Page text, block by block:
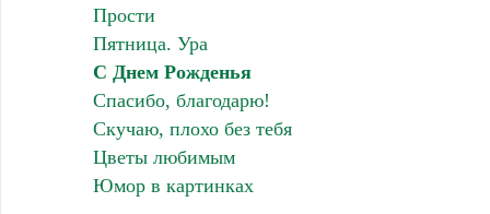
Прости
Пятница. Ура
С Днем Рожденья
Спасибо, благодарю!
Скучаю, плохо без тебя
Цветы любимым
Юмор в картинках